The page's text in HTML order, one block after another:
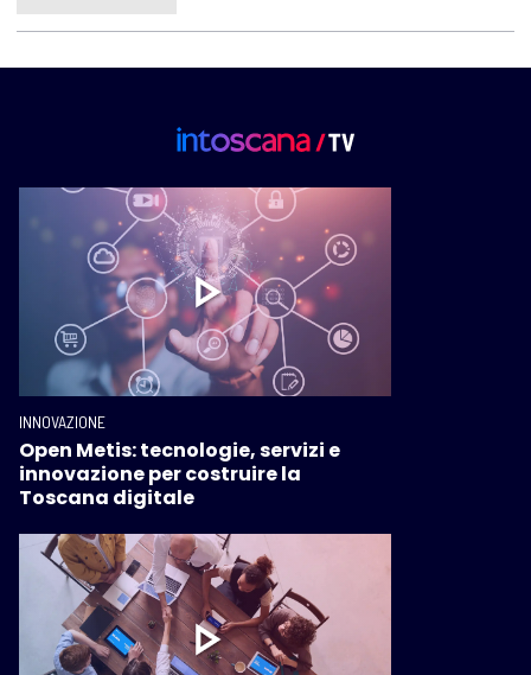
INNOVAZIONE
Open Metis: tecnologie, servizi e
innovazione per costruire la
Toscana digitale